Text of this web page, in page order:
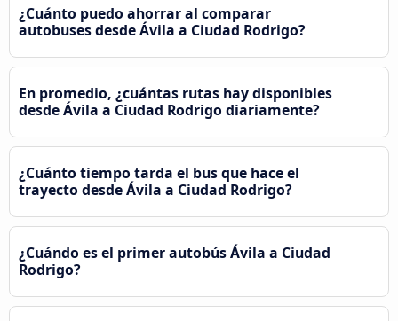
¿Cuánto puedo ahorrar al comparar
autobuses desde Ávila‎ a Ciudad Rodrigo?
En promedio, ¿cuántas rutas hay disponibles
desde Ávila‎ a Ciudad Rodrigo diariamente?
¿Cuánto tiempo tarda el bus que hace el
trayecto desde Ávila‎ a Ciudad Rodrigo?
¿Cuándo es el primer autobús Ávila‎ a Ciudad
Rodrigo?